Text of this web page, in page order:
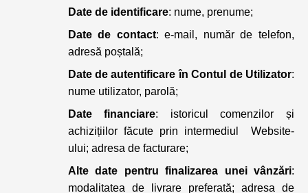
Date de identificare: nume, prenume;
Date de contact: e-mail, număr de telefon,
adresă poștală;
Date de autentificare în Contul de Utilizator:
nume utilizator, parolă;
Date financiare: istoricul comenzilor și
achizițiilor făcute prin intermediul Website-
ului; adresa de facturare;
Alte date pentru finalizarea unei vânzări:
modalitatea de livrare preferată; adresa de